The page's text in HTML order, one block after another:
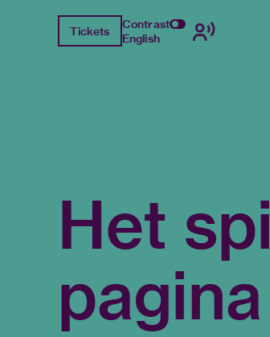
Tickets
Contrast
English
Het